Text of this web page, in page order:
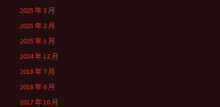
2025 年 3 月
2025 年 2 月
2025 年 1 月
2024 年 12 月
2018 年 7 月
2018 年 6 月
2017 年 10 月